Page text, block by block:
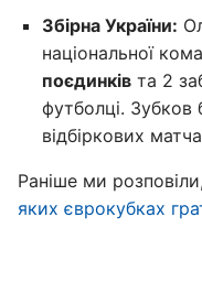
Збірна України:
національної
поєдинків та 2
футболці. Зубков
відбіркових
Раніше ми розповіли,
яких єврокубках